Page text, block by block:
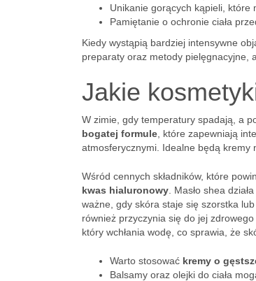
Unikanie gorących kąpieli, które
Pamiętanie o ochronie ciała
Kiedy wystąpią bardziej intensywne
preparaty oraz metody pielęgnacyjne,
Jakie
W zimie, gdy temperatury spadają, a
bogatej formule , które zapewniają
atmosferycznymi. Idealne będą kremy
Wśród cennych składników, które
kwas hialuronowy . Masło shea
ważne, gdy skóra staje się szorstka
również przyczynia się do jej
który wchłania wodę, co sprawia, że
Warto stosować kremy o
Balsamy oraz olejki do ciała